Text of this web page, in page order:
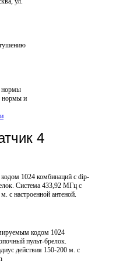
тушению
нормы
нормы и
4
1024 комбинаций с dip-
Система 433,92 МГц с
с настроенной антеной.
кодом 1024
пульт-брелок.
действия 150-200 м. с